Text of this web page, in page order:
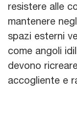
resistere alle
mantenere
spazi esterni
come angoli
devono
accogliente e